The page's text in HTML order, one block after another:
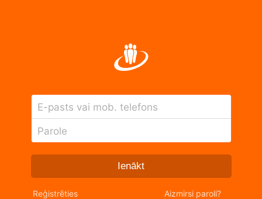
E-pasts vai mob. telefons
Parole
Ienākt
Reģistrēties Aizmirsi paroli?